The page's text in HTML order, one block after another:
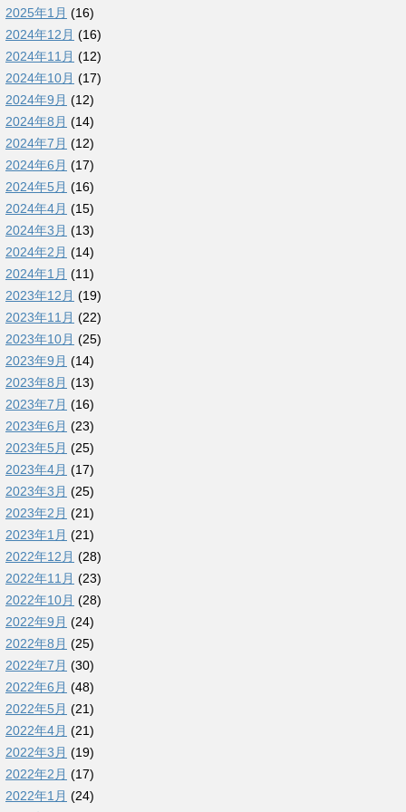
2025年1月 (16)
2024年12月 (16)
2024年11月 (12)
2024年10月 (17)
2024年9月 (12)
2024年8月 (14)
2024年7月 (12)
2024年6月 (17)
2024年5月 (16)
2024年4月 (15)
2024年3月 (13)
2024年2月 (14)
2024年1月 (11)
2023年12月 (19)
2023年11月 (22)
2023年10月 (25)
2023年9月 (14)
2023年8月 (13)
2023年7月 (16)
2023年6月 (23)
2023年5月 (25)
2023年4月 (17)
2023年3月 (25)
2023年2月 (21)
2023年1月 (21)
2022年12月 (28)
2022年11月 (23)
2022年10月 (28)
2022年9月 (24)
2022年8月 (25)
2022年7月 (30)
2022年6月 (48)
2022年5月 (21)
2022年4月 (21)
2022年3月 (19)
2022年2月 (17)
2022年1月 (24)